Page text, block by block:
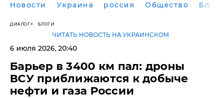
Новости Украина россия Общество
ДИАЛОГ БЛОГИ
ЧИТАТЬ НОВОСТЬ НА УКРАИНСКОМ
6 июля 2026, 20:40
Барьер в 3400 км пал: дроны
ВСУ приближаются к добыче
нефти и газа России